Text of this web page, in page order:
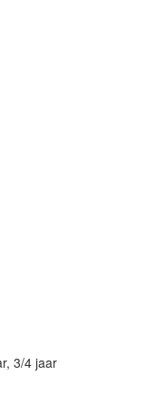
3/4 jaar